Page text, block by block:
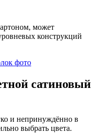
может
конструкций
сатиновый
и непринуждённо в
выбрать цвета.